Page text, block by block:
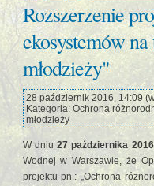
Rozszerzenie
ekosystemów
młodzieży"
28 październik 2016, 14:09
Kategoria: Ochrona
młodzieży
W dniu27 października
Wodnej w Warszawie, że
projektu pn.: „Ochrona